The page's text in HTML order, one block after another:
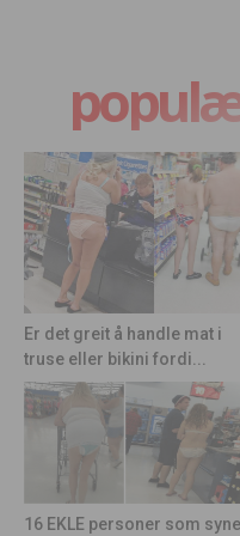
Er det greit å handle mat i
truse eller bikini fordi...
16 EKLE personer som